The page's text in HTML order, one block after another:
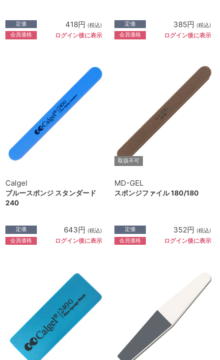
定価 418円 (税込)
会員価格 ログイン後に表示
定価 385円 (税込)
会員価格 ログイン後に表示
Calgel
ブルースポンジ スタンダード
240
定価 643円 (税込)
会員価格 ログイン後に表示
取扱不可
MD-GEL
スポンジファイル 180/180
定価 352円 (税込)
会員価格 ログイン後に表示